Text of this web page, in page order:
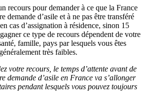
recours pour demander à ce que la France
demande d’asile et à ne pas être transféré
cas d’assignation à résidence, sinon 15
ce type de recours dépendent de votre
famille, pays par lesquels vous êtes
très faibles.
votre recours, le temps d’attente avant de
demande d’asile en France va s’allonger
pendant lesquels vous pouvez toujours